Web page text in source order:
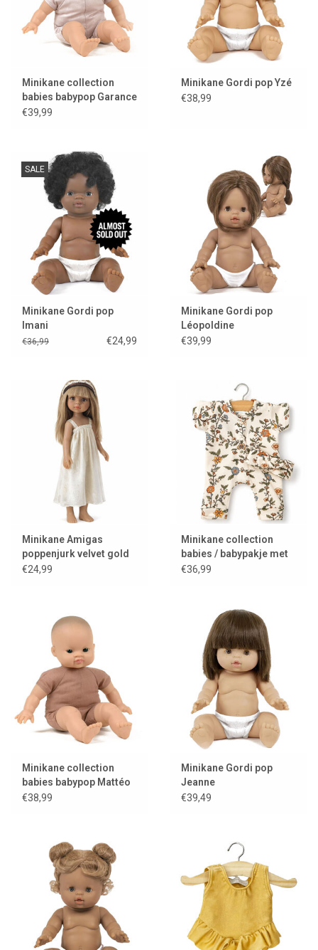
Minikane collection
babies babypop Garance
€39,99
Minikane Gordi pop Yzé
€38,99
SALE
Minikane Gordi pop
Imani
€36,99 €24,99
Minikane Gordi pop
Léopoldine
€39,99
Minikane Amigas
poppenjurk velvet gold
met Minikane
€24,99
Minikane collection
babies / babypakje met
haarband
€36,99
Minikane collection
babies babypop Mattéo
€38,99
Minikane Gordi pop
Jeanne
€39,49